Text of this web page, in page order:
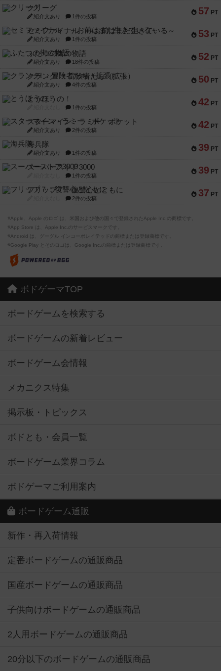
57 PT
クリーグ
紹介文あり 1件の投稿
53 PT
セミファイナル ～お前はまだ生きている～
紹介文あり 1件の投稿
52 PT
ふたつの街の物語
紹介文あり 18件の投稿
50 PT
クランク! ：冒険者たち（拡張）
紹介文あり 4件の投稿
42 PT
とうほうの！
1件の投稿
42 PT
スターマイン・ラミー ポケット
紹介文あり 2件の投稿
39 PT
海兵隊
紹介文あり 1件の投稿
39 PT
スーパーストア3000
1件の投稿
37 PT
フリップ７：復讐心とともに
2件の投稿
※Apple、Apple のロゴ は、米国および他の国々で登録されたApple Inc.の商標です。
※App Store は、Apple Inc.のサービスマークです。
※Android は、グーグル インコーポレイテッドの商標または登録商標です。
※Google Play とそのロゴは、Google Inc.の商標または登録商標です。
ボドゲーマTOP
ボードゲームを検索する
ボードゲームの新着レビュー
ボードゲーム会情報
メカニクス特集
掲示板・トピックス
ボドとも・会員一覧
ボードゲーム業界コラム
ボドゲーマご利用案内
ボードゲーム通販
新作・再入荷情報
定番ボードゲームの通販商品
国産ボードゲームの通販商品
子供向けボードゲームの通販商品
2人用ボードゲームの通販商品
20分以下のボードゲームの通販商品